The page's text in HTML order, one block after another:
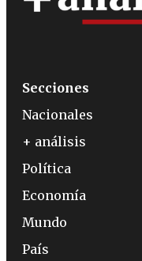
Secciones
Nacionales
+ análisis
Política
Economía
Mundo
País